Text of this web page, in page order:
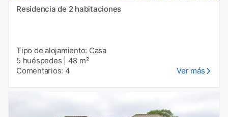
Residencia de 2 habitaciones
Tipo de alojamiento: Casa
5 huéspedes
48 m²
Comentarios: 4
Ver más